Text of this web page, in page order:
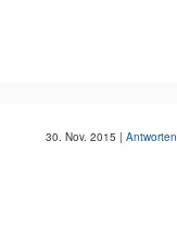
30. Nov. 2015 | Antworten